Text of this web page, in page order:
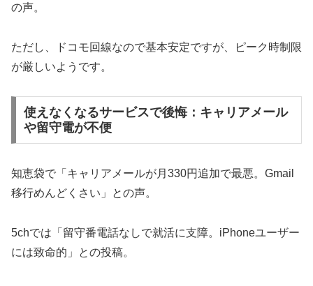
の声。
ただし、ドコモ回線なので基本安定ですが、ピーク時制限
が厳しいようです。
使えなくなるサービスで後悔：キャリアメール
や留守電が不便
知恵袋で「キャリアメールが月330円追加で最悪。Gmail
移行めんどくさい」との声。
5chでは「留守番電話なしで就活に支障。iPhoneユーザー
には致命的」との投稿。